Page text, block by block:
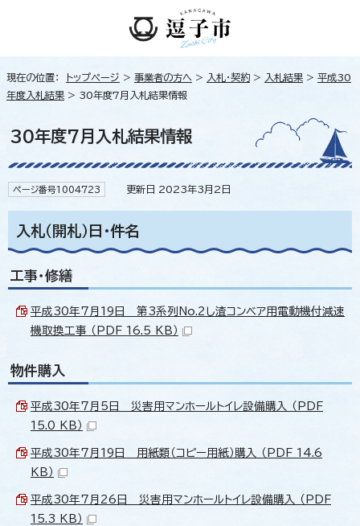
現在の位置： トップページ > 事業者の方へ > 入札・契約 > 入札結果 > 平成30
年度入札結果 > 30年度7月入札結果情報
30年度7月入札結果情報
ページ番号1004723 更新日 2023年3月2日
入札（開札）日・件名
工事・修繕
平成30年7月19日 第3系列No.2し渣コンベア用電動機付減速
機取換工事 （PDF 16.5 KB）
物件購入
平成30年7月5日 災害用マンホールトイレ設備購入 （PDF
15.0 KB）
平成30年7月19日 用紙類（コピー用紙）購入 （PDF 14.6
KB）
平成30年7月26日 災害用マンホールトイレ設備購入 （PDF
15.3 KB）